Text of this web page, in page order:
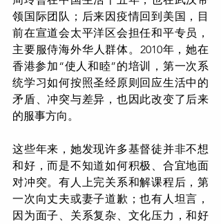
领国际团队；后来因疫情回到美国，目
前在宣道会太平洋区会担任和平专员，
主要服侍海外华人群体。2010年，她在
香港参加“使人和睦”的培训，第一次系
统学习如何按照圣经原则回应生活中的
矛盾、冲突与差异，也因此改变了后来
的服事方向。
这些年来，她发现许多基督徒并非不想
和好，而是不知道如何积极、合宜地面
对冲突。有人上完关系和解课程后，第
一次向丈夫或妻子道歉；也有人坦言，
因为面子、关系复杂、文化压力，和好